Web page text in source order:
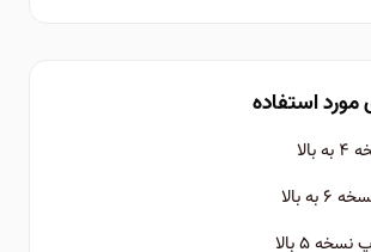
استفاده
بالا
۵ بالا